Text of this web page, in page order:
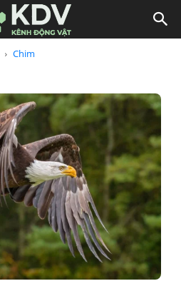
Chim